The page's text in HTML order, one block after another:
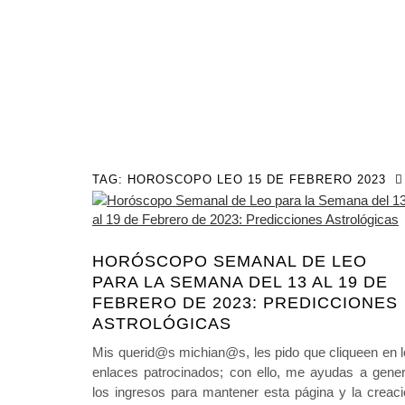
TAG: HOROSCOPO LEO 15 DE FEBRERO 2023
HORÓSCOPO SEMANAL DE LEO
PARA LA SEMANA DEL 13 AL 19 DE
FEBRERO DE 2023: PREDICCIONES
ASTROLÓGICAS
Mis querid@s michian@s, les pido que cliqueen en
enlaces patrocinados; con ello, me ayudas a
los ingresos para mantener esta página y la